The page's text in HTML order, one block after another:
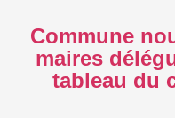
Commune
maires
tableau du